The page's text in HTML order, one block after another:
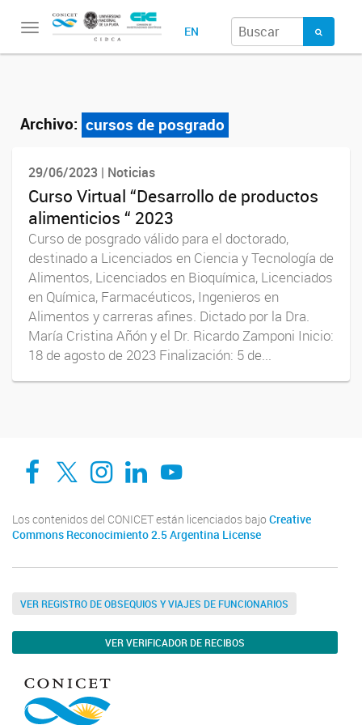
Toggle
EN
Archivo: cursos de posgrado
29/06/2023 | Noticias
Curso Virtual “Desarrollo de productos
alimenticios “ 2023
Curso de posgrado válido para el doctorado,
destinado a Licenciados en Ciencia y Tecnología de
Alimentos, Licenciados en Bioquímica, Licenciados
en Química, Farmacéuticos, Ingenieros en
Alimentos y carreras afines. Dictado por la Dra.
María Cristina Añón y el Dr. Ricardo Zamponi Inicio:
18 de agosto de 2023 Finalización: 5 de...
Facebook
Twitter
Instagram
Linkedin
YouTube
Los contenidos del CONICET están licenciados bajo Creative
Commons Reconocimiento 2.5 Argentina License
VER REGISTRO DE OBSEQUIOS Y VIAJES DE FUNCIONARIOS
VER VERIFICADOR DE RECIBOS